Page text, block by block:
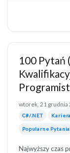
100 Pytań
wtorek, 21 grudnia
C#/.NET Kariera
Popularne Pytania
Najwyższy czas